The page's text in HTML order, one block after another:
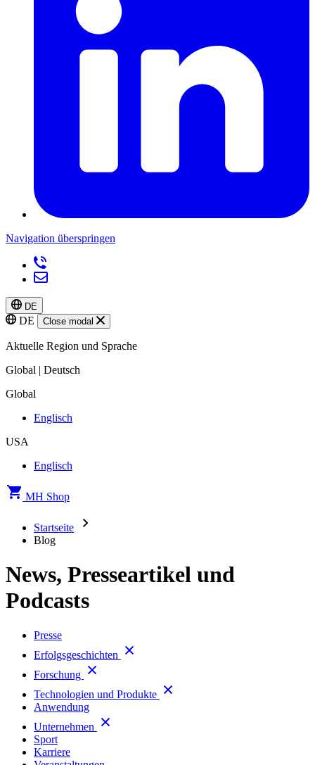
Navigation überspringen
DE
DE Close modal
Aktuelle Region und Sprache
Global | Deutsch
Global
Englisch
USA
Englisch
MH Shop
Startseite
Blog
News, Presseartikel und
Podcasts
Presse
Erfolgsgeschichten
Forschung
Technologien und Produkte
Anwendung
Unternehmen
Sport
Karriere